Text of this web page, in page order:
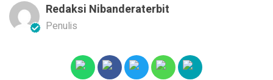
Redaksi Nibanderaterbit
Penulis